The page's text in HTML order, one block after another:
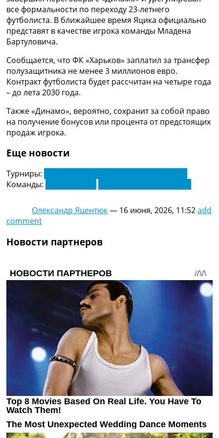
Украина. Премьер-Лига
Украина. Первая Лига
Лига Чемпионов
Англия. Премьер Лига
Другие Турниры >>>
Таблицы
Таблицы групп Чемпионата Мира
Украина. Премьер-Лига
Лига Чемпионов. Таблицы групп
Англия. Премьер-Лига
Испания. Ла Лига
Рейтинги
Рейтинг стран УЕФА
Рейтинг клубов УЕФА
Рейтинг ФИФА
все формальности по переходу 23-летнего
футболиста. В ближайшее время Яцика официально
представят в качестве игрока команды Младена
Бартуловича.
Сообщается, что ФК «Харьков» заплатил за трансфер
полузащитника не менее 3 миллионов евро.
Контракт футболиста будет рассчитан на четыре года
– до лета 2030 года.
Также «Динамо», вероятно, сохранит за собой право
на получение бонусов или процента от предстоящих
продаж игрока.
Еще новости
Турниры:
Команды:
Олександр Яцентюк— 16 июня, 2026, 11:52add
comment
Новости партнеров